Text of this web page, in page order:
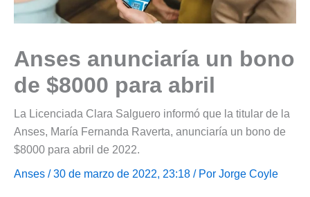
Anses anunciaría un bono
de $8000 para abril
La Licenciada Clara Salguero informó que la titular de la
Anses, María Fernanda Raverta, anunciaría un bono de
$8000 para abril de 2022.
Anses / 30 de marzo de 2022, 23:18 / Por Jorge Coyle